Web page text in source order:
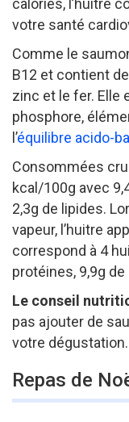
calories, l’huitre
votre santé
Comme le
B12 et contient
zinc et le fer. Elle
phosphore,
l’équilibre acido-
Consommées
kcal/100g avec
2,3g de lipides.
vapeur, l’huitre
correspond à 4
protéines, 9,9g
Le conseil
pas ajouter de
votre dégustation.
Repas de